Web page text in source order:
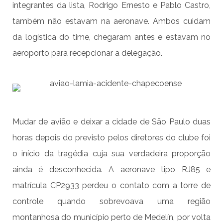
integrantes da lista, Rodrigo Ernesto e Pablo Castro,
também não estavam na aeronave. Ambos cuidam
da logística do time, chegaram antes e estavam no
aeroporto para recepcionar a delegação.
Mudar de avião e deixar a cidade de São Paulo duas
horas depois do previsto pelos diretores do clube foi
o início da tragédia cuja sua verdadeira proporção
ainda é desconhecida. A aeronave tipo RJ85 e
matrícula CP2933 perdeu o contato com a torre de
controle quando sobrevoava uma região
montanhosa do município perto de Medelín, por volta